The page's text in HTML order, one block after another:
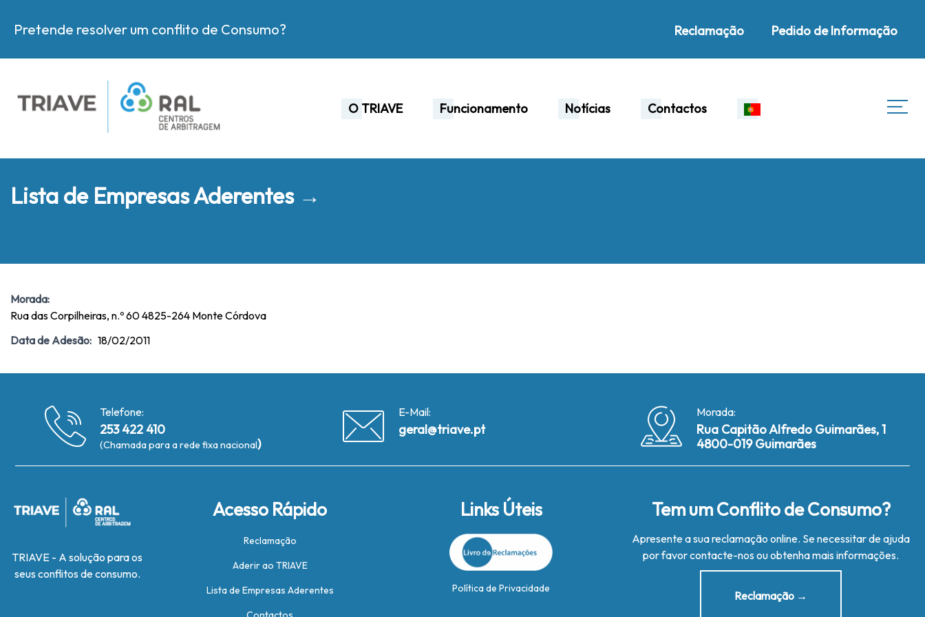
Pretende resolver um conflito de Consumo? Reclamação Pedido de Informação
O TRIAVE Funcionamento Notícias Contactos
Lista de Empresas Aderentes →
Morada:
Rua das Corpilheiras, n.º 60 4825-264 Monte Córdova
Data de Adesão: 18/02/2011
Telefone:
253 422 410
(Chamada para a rede fixa nacional)
E-Mail:
geral@triave.pt
Morada:
Rua Capitão Alfredo Guimarães, 1
4800-019 Guimarães
TRIAVE - A solução para os
seus conflitos de consumo.
Acesso Rápido
Reclamação
Aderir ao TRIAVE
Lista de Empresas Aderentes
Links Úteis
Política de Privacidade
Tem um Conflito de Consumo?
Apresente a sua reclamação online. Se necessitar de ajuda
por favor contacte-nos ou obtenha mais informações.
Reclamação →